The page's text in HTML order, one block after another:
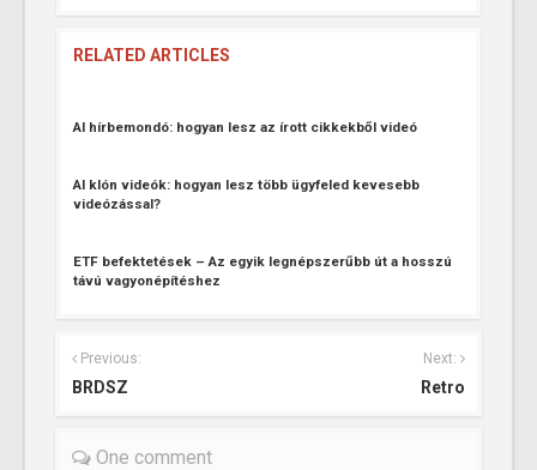
RELATED ARTICLES
AI hírbemondó: hogyan lesz az írott cikkekből videó
AI klón videók: hogyan lesz több ügyfeled kevesebb
videózással?
ETF befektetések – Az egyik legnépszerűbb út a hosszú
távú vagyonépítéshez
Previous:
BRDSZ
Next:
Retro
One comment